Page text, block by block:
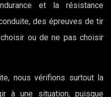
et la résistance
des épreuves de tir
ou de ne pas choisir
nous vérifions surtout la
à une situation, puisque